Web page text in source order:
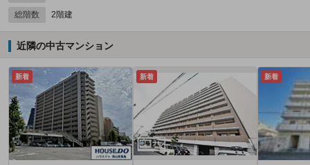
総階数 2階建
近隣の中古マンション
新着 新着 新着